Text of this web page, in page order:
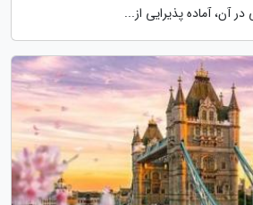
آن، آماده پذیرایی از...